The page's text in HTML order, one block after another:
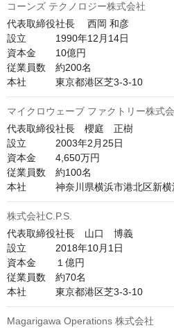
コーンズ テクノロジー株式会社
代表取締役社長 　西岡 和彦
設立　　　1990年12月14日
資本金　　10億円
従業員数　約200名
本社　　　東京都港区芝3-3-10
マイクロウェーブ ファクトリー株式
代表取締役社長　櫻庭　正樹
設立　　　2003年2月25日
資本金　　4,650万円
従業員数　約100名
本社　　　神奈川県横浜市港北区新
株式会社C.P.S.
代表取締役社長　山口　博義
設立　　　2018年10月1日
資本金　　１億円
従業員数　約70名
本社　　　東京都港区芝3-3-10
Magarigawa Operations 株式会社